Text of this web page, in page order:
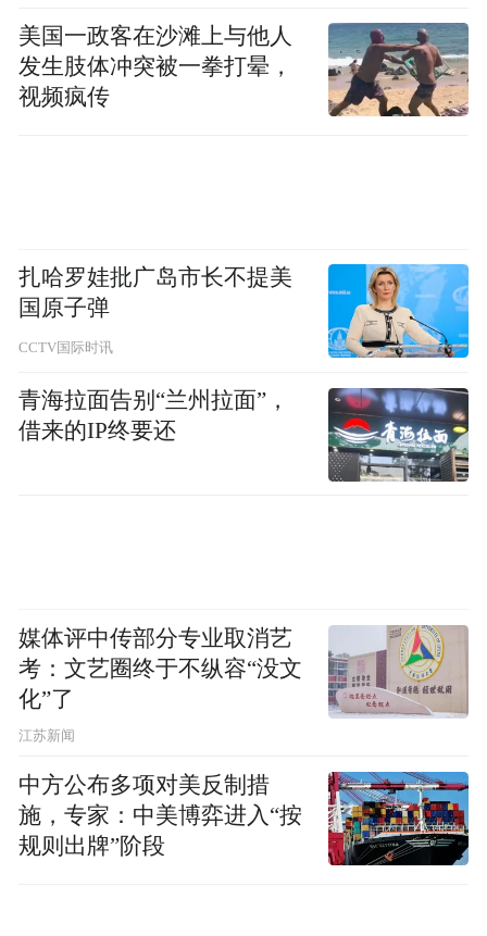
监视器后的李子剑导演连声赞叹："金梦翼用
超越年龄的专业素养，为'亮亮'注入了令人信
服的灵魂，他让每个镜头都成为不可复制的
随着《好好再一起》在马来西亚影院持续热
中国童星也以超越年龄的专业素养，为中马
影视交流书写了崭新篇章。
“特别声明：以上作品内容(包括在内的视频、图片或音
布，本平台仅提供信息存储空间服务。
Notice: The content above (including the videos,
pictures and audios if any) is uploaded and posted
by the user of Dafeng Hao, which is a social media
美国一政客在沙滩上与他人
发生肢体冲突被一拳打晕，
视频疯传
扎哈罗娃批广岛市长不提美
国原子弹
CCTV国际时讯
青海拉面告别“兰州拉面”，
借来的IP终要还
媒体评中传部分专业取消艺
考：文艺圈终于不纵容“没文
化”了
江苏新闻
中方公布多项对美反制措
施，专家：中美博弈进入“按
规则出牌”阶段